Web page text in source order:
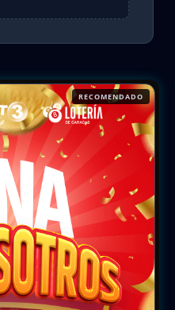
RECOMENDADO